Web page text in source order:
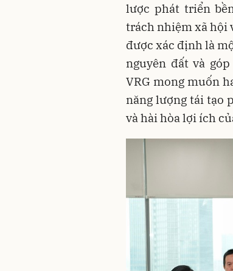
lược phát triển
trách nhiệm xã hội
được xác định là
nguyên đất và
VRG mong muốn
năng lượng tái tạo
và hài hòa lợi ích